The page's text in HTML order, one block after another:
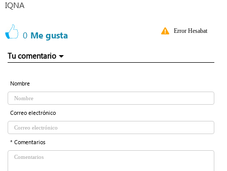
IQNA
0 Me gusta Error Hesabat
Tu comentario
Nombre
Correo electrónico
* Comentarios